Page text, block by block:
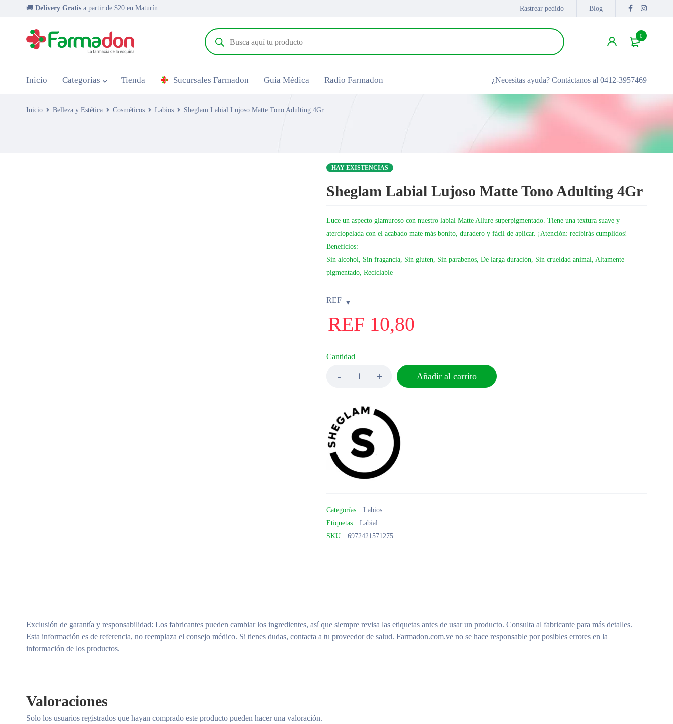
🚚 Delivery Gratis a partir de $20 en Maturín Rastrear pedido Blog
0
Inicio Categorías Tienda Sucursales Farmadon Guía Médica Radio Farmadon ¿Necesitas ayuda? Contáctanos al 0412-3957469
Inicio Belleza y Estética Cosméticos Labios Sheglam Labial Lujoso Matte Tono Adulting 4Gr
HAY EXISTENCIAS
Sheglam Labial Lujoso Matte Tono Adulting 4Gr
Luce un aspecto glamuroso con nuestro labial Matte Allure superpigmentado. Tiene una textura suave y
aterciopelada con el acabado mate más bonito, duradero y fácil de aplicar. ¡Atención: recibirás cumplidos!
Beneficios:
Sin alcohol, Sin fragancia, Sin gluten, Sin parabenos, De larga duración, Sin crueldad animal, Altamente
pigmentado, Reciclable
REF
REF 10,80
Cantidad
Añadir al carrito
Categorías:
Labios
Etiquetas:
Labial
SKU:
6972421571275
Exclusión de garantía y responsabilidad: Los fabricantes pueden cambiar los ingredientes, así que siempre revisa las etiquetas antes de usar un producto. Consulta al fabricante para más detalles.
Esta información es de referencia, no reemplaza el consejo médico. Si tienes dudas, contacta a tu proveedor de salud. Farmadon.com.ve no se hace responsable por posibles errores en la
información de los productos.
Valoraciones
Solo los usuarios registrados que hayan comprado este producto pueden hacer una valoración.